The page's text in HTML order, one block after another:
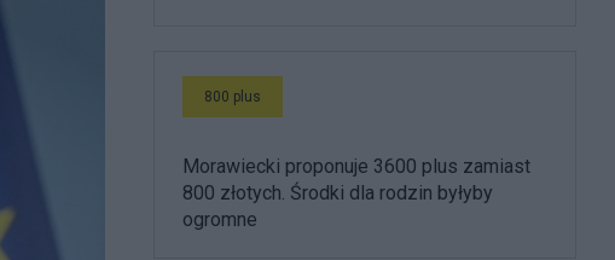
800 plus
Morawiecki proponuje 3600 plus zamiast
800 złotych. Środki dla rodzin byłyby
ogromne